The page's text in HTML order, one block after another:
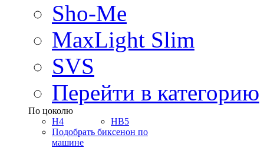
Sho-Me
MaxLight Slim
SVS
Перейти в категорию
По цоколю
H4
HB5
Подобрать биксенон по
машине